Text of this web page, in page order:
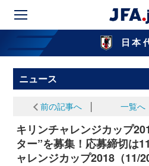
日本
ニュース
前の記事へ 一覧へ
キリンチャレンジカップ
ター”を募集！応募締切は
ャレンジカップ2018（11/